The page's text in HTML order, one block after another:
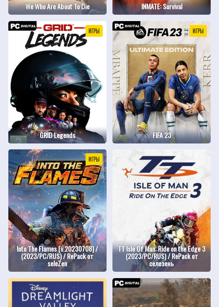
We Who Are About To Die INMATE: Survival
ИГРЫ
GRID Legends
ИГРЫ
FIFA 23
ИГРЫ
Into The Flames [v.20230708] /
(2023/PC/RUS) / RePack от
seleZen
TT Isle Of Man: Ride on the Edge 3
(2023/PC/RUS) / RePack от
селезень